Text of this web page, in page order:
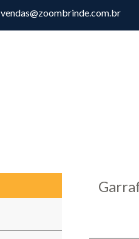
vendas@zoombrinde.com.br